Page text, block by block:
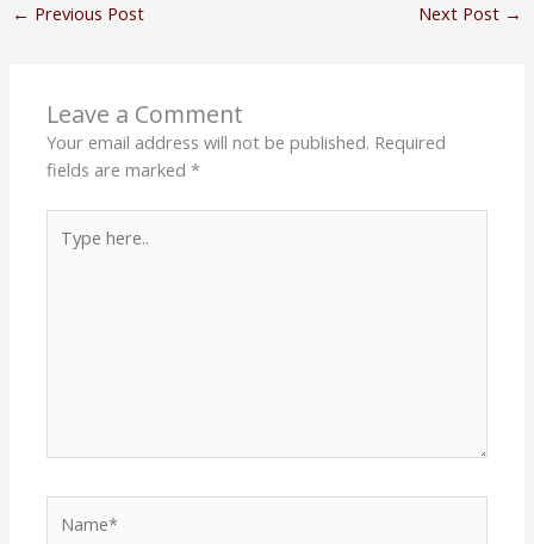
← Previous Post Next Post →
Leave a Comment
Your email address will not be published. Required
fields are marked*
here..